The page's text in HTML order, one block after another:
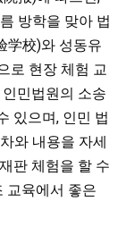
방학을 맞아 법
学校)와 성동유
로 현장 체험 교
민법원의 소송
있으며, 인민 법
와 내용을 자세
판 체험을 할 수
교육에서 좋은